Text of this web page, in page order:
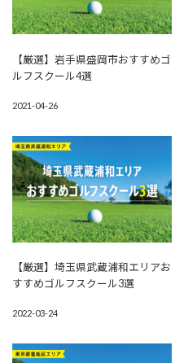
【厳選】岩手県盛岡市おすすめゴ
ルフスクール4選
2021-04-26
【厳選】埼玉県武蔵浦和エリアお
すすめゴルフスクール3選
2022-03-24